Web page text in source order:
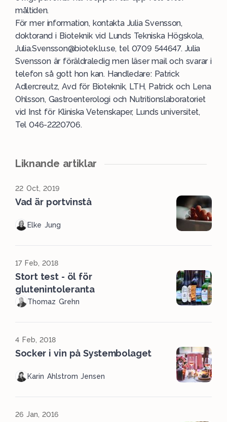
måltiden.
För mer information, kontakta Julia Svensson,
doktorand i Bioteknik vid Lunds Tekniska Högskola,
Julia.Svensson@biotek.lu.se, tel 0709 544647. Julia
Svensson är föräldraledig men läser mail och svarar i
telefon så gott hon kan. Handledare: Patrick
Adlercreutz, Avd för Bioteknik, LTH, Patrick och Lena
Ohlsson, Gastroenterologi och Nutritionslaboratoriet
vid Inst för Kliniska Vetenskaper, Lunds universitet,
Tel 046-2220706.
Liknande artiklar
22 Oct, 2019
Vad är portvinstå
Elke Jung
17 Feb, 2018
Stort test - öl för
glutenintoleranta
Thomaz Grehn
4 Feb, 2018
Socker i vin på Systembolaget
Karin Ahlstrom Jensen
26 Jan, 2016